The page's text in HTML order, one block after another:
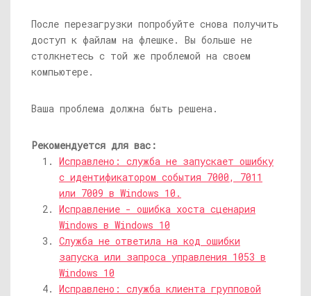
После перезагрузки попробуйте снова получить
доступ к файлам на флешке. Вы больше не
столкнетесь с той же проблемой на своем
компьютере.
Ваша проблема должна быть решена.
Рекомендуется для вас:
Исправлено: служба не запускает ошибку
с идентификатором события 7000, 7011
или 7009 в Windows 10.
Исправление - ошибка хоста сценария
Windows в Windows 10
Служба не ответила на код ошибки
запуска или запроса управления 1053 в
Windows 10
Исправлено: служба клиента групповой